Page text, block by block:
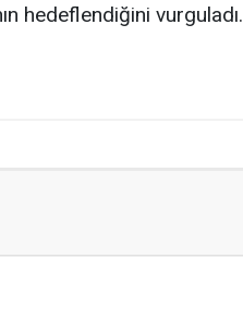
hedeflendiğini vurguladı.